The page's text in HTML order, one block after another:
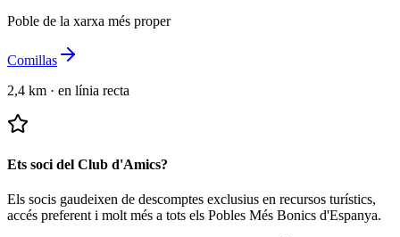
Poble de la xarxa més proper
Comillas
2,4 km · en línia recta
Ets soci del Club d'Amics?
Els socis gaudeixen de descomptes exclusius en recursos turístics,
accés preferent i molt més a tots els Pobles Més Bonics d'Espanya.